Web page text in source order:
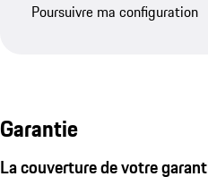
Poursuivre ma configuration
Garantie
La couverture de votre